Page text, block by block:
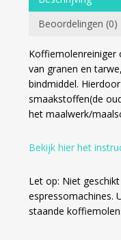
Beoordelingen (0)
Koffiemolenreiniger
van granen en
bindmiddel.
smaakstoffen(de
het maalwerk/
Bekijk hier het
Let op: Niet
espressomachines.
staande